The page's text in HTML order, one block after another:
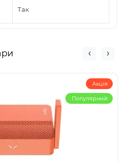
Так
Акція
Популярний